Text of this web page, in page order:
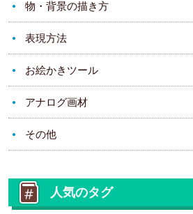
物・背景の描き方
表現方法
お絵かきツール
アナログ画材
その他
人気のタグ